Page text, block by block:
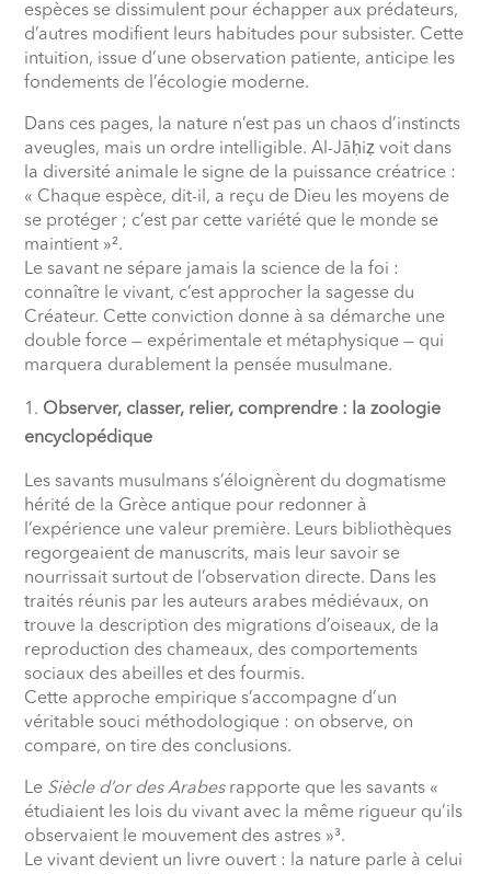
espèces se dissimulent pour échapper aux prédateurs,
d’autres modifient leurs habitudes pour subsister. Cette
intuition, issue d’une observation patiente, anticipe les
fondements de l’écologie moderne.
Dans ces pages, la nature n’est pas un chaos d’instincts
aveugles, mais un ordre intelligible. Al-Jāḥiẓ voit dans
la diversité animale le signe de la puissance créatrice :
« Chaque espèce, dit-il, a reçu de Dieu les moyens de
se protéger ; c’est par cette variété que le monde se
maintient »².
Le savant ne sépare jamais la science de la foi :
connaître le vivant, c’est approcher la sagesse du
Créateur. Cette conviction donne à sa démarche une
double force — expérimentale et métaphysique — qui
marquera durablement la pensée musulmane.
Observer, classer, relier, comprendre : la zoologie
encyclopédique
Les savants musulmans s’éloignèrent du dogmatisme
hérité de la Grèce antique pour redonner à
l’expérience une valeur première. Leurs bibliothèques
regorgeaient de manuscrits, mais leur savoir se
nourrissait surtout de l’observation directe. Dans les
traités réunis par les auteurs arabes médiévaux, on
trouve la description des migrations d’oiseaux, de la
reproduction des chameaux, des comportements
sociaux des abeilles et des fourmis.
Cette approche empirique s’accompagne d’un
véritable souci méthodologique : on observe, on
compare, on tire des conclusions.
Le Siècle d’or des Arabesrapporte que les savants «
étudiaient les lois du vivant avec la même rigueur qu’ils
observaient le mouvement des astres »³.
Le vivant devient un livre ouvert : la nature parle à celui